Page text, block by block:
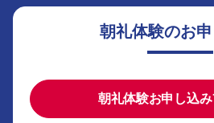
朝礼体験のお
朝礼体験お申し込